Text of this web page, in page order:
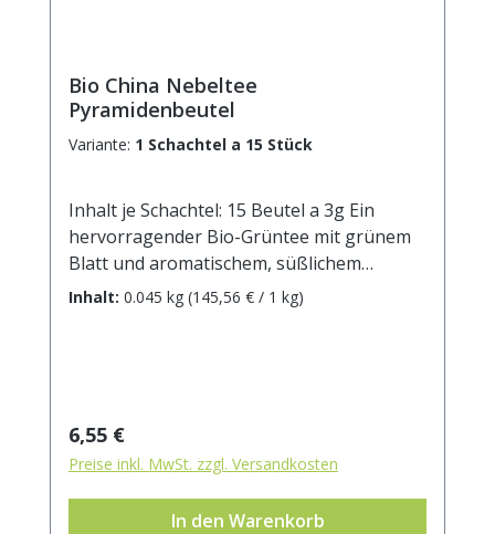
Bio China Nebeltee
Pyramidenbeutel
Variante: 1 Schachtel a 15 Stück
Inhalt je Schachtel: 15 Beutel a 3g Ein
hervorragender Bio-Grüntee mit grünem
Blatt und aromatischem, süßlichem
Geschmack. Der ideale Tee für den
Inhalt: 0.045 kg (145,56 € / 1 kg)
Regulärer Preis:
6,55 €
Preise inkl. MwSt. zzgl. Versandkosten
In den Warenkorb